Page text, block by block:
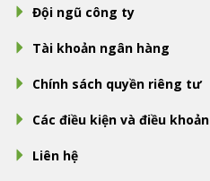
Đội ngũ công ty
Tài khoản ngân hàng
Chính sách quyền riêng tư
Các điều kiện và điều khoản
Liên hệ